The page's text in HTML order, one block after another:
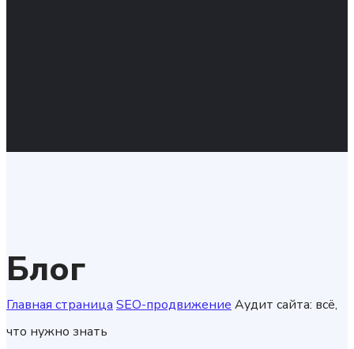
Блог
Главная страница SEO-продвижение Аудит сайта: всё,
что нужно знать